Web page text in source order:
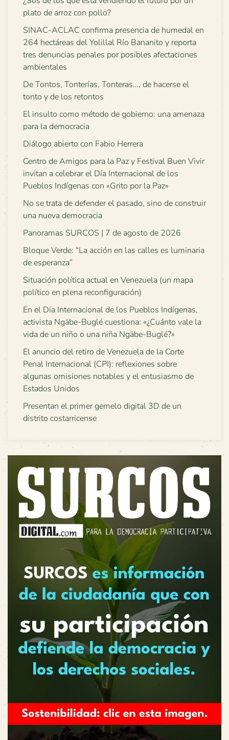
plato de arroz con pollo?
SINAC-ACLAC confirma presencia de humedal en
264 hectáreas del Yolillal Río Bananito y reporta
tres denuncias penales por posibles afectaciones
ambientales
De Tontos, Tonterías, Tonteras…, de hacerse el
tonto y de los retontos
El insulto como método de gobierno: una amenaza
para la democracia
Diálogo abierto con Fabio Herrera
Centro de Amigos para la Paz y Festival Buen Vivir
invitan a celebrar el Día Internacional de los
Pueblos Indígenas con «Grito por la Paz»
No se trata de defender el pasado, sino de construir
una nueva democracia
Panoramas SURCOS | 7 de agosto de 2026
Bloque Verde: “La acción en las calles es luminaria
de esperanza”
Situación política actual en Venezuela (un mapa
político en plena reconfiguración)
En el Día Internacional de los Pueblos Indígenas,
activista Ngäbe-Buglé cuestiona: «¿Cuánto vale la
vida de un niño o una niña Ngäbe-Buglé?»
El anuncio del retiro de Venezuela de la Corte
Penal Internacional (CPI): reflexiones sobre
algunas omisiones notables y el entusiasmo de
Estados Unidos
Presentan el primer gemelo digital 3D de un
distrito costarricense